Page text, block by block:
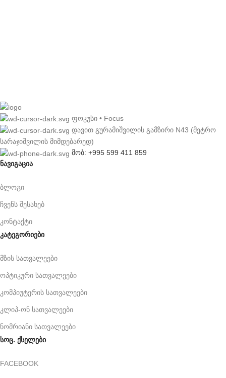
ფოკუსი • Focus
დავით გურამიშვილის გამზირი N43 (მეტრო
სარაჯიშვილის მიმდებარედ)
მობ: +995 599 411 859
ნავიგაცია
ბლოგი
ჩვენს შესახებ
კონტაქტი
კატეგორიები
მზის სათვალეები
ოპტიკური სათვალეები
კომპიუტერის სათვალეები
კლიპ-ონ სათვალეები
ნომრიანი სათვალეები
სოც. ქსელები
FACEBOOK